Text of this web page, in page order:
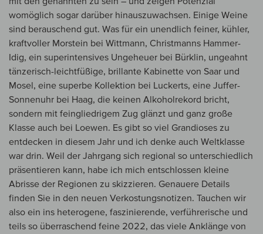
womöglich sogar darüber hinauszuwachsen. Einige Weine
sind berauschend gut. Was für ein unendlich feiner, kühler,
kraftvoller Morstein bei Wittmann, Christmanns Hammer-
Idig, ein superintensives Ungeheuer bei Bürklin, ungeahnt
tänzerisch-leichtfüßige, brillante Kabinette von Saar und
Mosel, eine superbe Kollektion bei Luckerts, eine Juffer-
Sonnenuhr bei Haag, die keinen Alkoholrekord bricht,
sondern mit feingliedrigem Zug glänzt und ganz große
Klasse auch bei Loewen. Es gibt so viel Grandioses zu
entdecken in diesem Jahr und ich denke auch Weltklasse
war drin. Weil der Jahrgang sich regional so unterschiedlich
präsentieren kann, habe ich mich entschlossen kleine
Abrisse der Regionen zu skizzieren. Genauere Details
finden Sie in den neuen Verkostungsnotizen. Tauchen wir
also ein ins heterogene, faszinierende, verführerische und
teils so überraschend feine 2022, das viele Anklänge von